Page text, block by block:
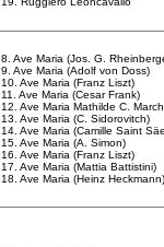
8. Ave Maria (Jos. G.
9. Ave Maria (Adolf von Doss)
10. Ave Maria (Franz Liszt)
11. Ave Maria (Cesar Frank)
12. Ave Maria Mathilde C.
13. Ave Maria (C. Sidorovitch)
14. Ave Maria (Camille Saint
15. Ave Maria (A. Simon)
16. Ave Maria (Franz Liszt)
17. Ave Maria (Mattia Battistini)
18. Ave Maria (Heinz Heckmann)